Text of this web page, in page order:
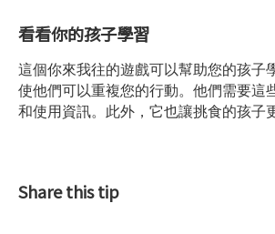
看看你的孩子學習
這個你來我往的遊戲可以幫助您的孩子
使他們可以重複您的行動。他們需要這
和使用資訊。此外，它也讓挑食的孩子
Share this tip